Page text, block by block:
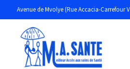
au
contenu
Avenue de Mvolye (Rue Accacia-Carrefour